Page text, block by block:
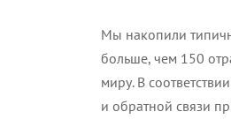
Мы накопили
больше, чем 150
миру. В
и обратной связи